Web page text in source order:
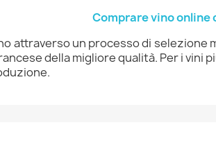
Comprare vino online
attraverso un processo di
della migliore qualità. Per i vini